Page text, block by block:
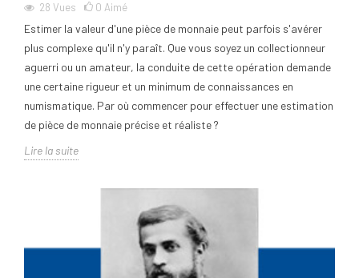
28 Vues 0 Aimé
Estimer la valeur d'une pièce de monnaie peut parfois s'avérer
plus complexe qu'il n'y paraît. Que vous soyez un collectionneur
aguerri ou un amateur, la conduite de cette opération demande
une certaine rigueur et un minimum de connaissances en
numismatique. Par où commencer pour effectuer une estimation
de pièce de monnaie précise et réaliste ?
Lire la suite